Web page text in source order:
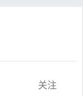
关注